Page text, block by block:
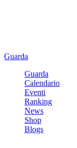
Guarda
Guarda
Calendario
Eventi
Ranking
News
Shop
Blogs